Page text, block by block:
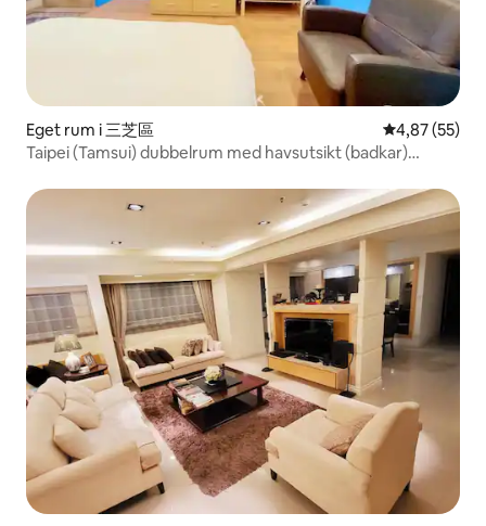
Eget rum i 三芝區 4,87 av 5 i
4,87 (55)
Taipei (Tamsui) dubbelrum med havsutsikt (badkar)